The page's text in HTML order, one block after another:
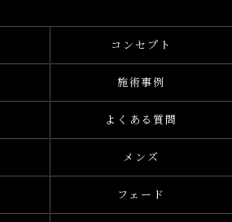
コンセプト
施術事例
よくある質問
メンズ
フェード